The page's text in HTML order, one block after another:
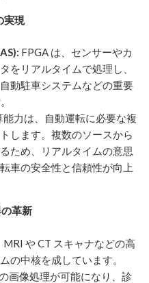
実現
FPGA は、センサーやカ
をリアルタイムで処理し、
動駐車システムなどの重要
能力は、自動運転に必要な複
します。複数のソースから
ため、リアルタイムの意思
車の安全性と信頼性が向上
革新
MRI や CT スキャナなどの高
の中核を成しています。
画像処理が可能になり、診